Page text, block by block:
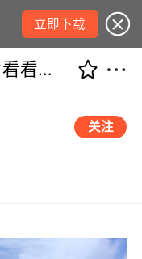
立即下载
有事没事发个图片看看。。
关注